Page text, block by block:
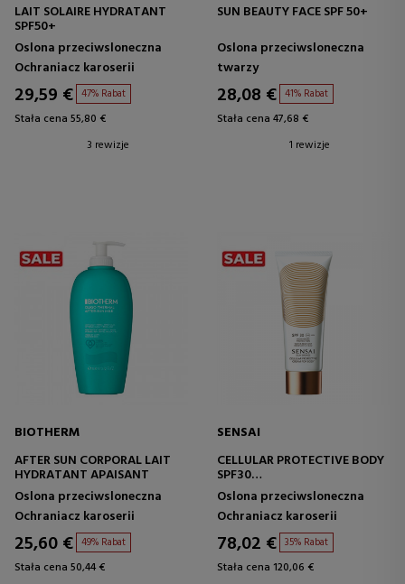
LAIT SOLAIRE HYDRATANT
SPF50+
Oslona przeciwsloneczna
Ochraniacz karoserii
29,59 € 47% Rabat
Stała cena 55,80 €
3 rewizje
SUN BEAUTY FACE SPF 50+
Oslona przeciwsloneczna
twarzy
28,08 € 41% Rabat
Stała cena 47,68 €
1 rewizje
BIOTHERM
AFTER SUN CORPORAL LAIT
HYDRATANT APAISANT
Oslona przeciwsloneczna
Ochraniacz karoserii
25,60 € 49% Rabat
Stała cena 50,44 €
SENSAI
CELLULAR PROTECTIVE BODY
SPF30
KREM PRZECIWSŁONECZNY
DO CIAŁA
Oslona przeciwsloneczna
Ochraniacz karoserii
78,02 € 35% Rabat
Stała cena 120,06 €